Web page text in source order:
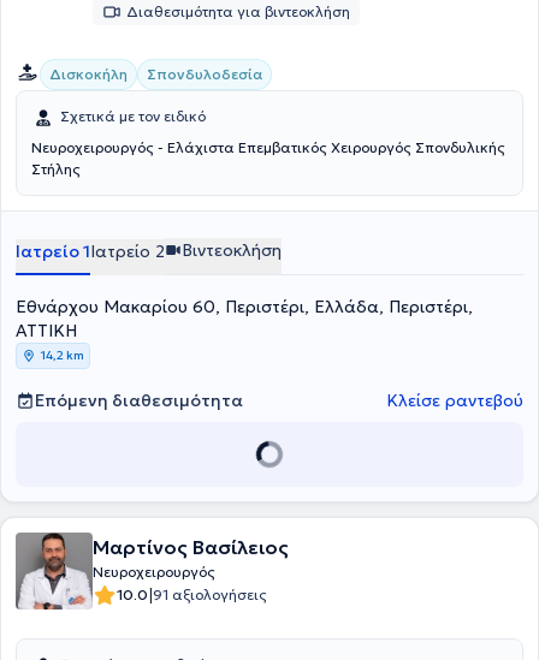
Διαθεσιμότητα για βιντεοκλήση
Δισκοκήλη Σπονδυλοδεσία
Σχετικά με τον ειδικό
Νευροχειρουργός - Ελάχιστα Επεμβατικός Χειρουργός Σπονδυλικής
Στήλης
Ιατρείο 1Ιατρείο 2 Βιντεοκλήση
Εθνάρχου Μακαρίου 60, Περιστέρι, Ελλάδα, Περιστέρι,
ΑΤΤΙΚΗ
14,2 km
Επόμενη διαθεσιμότητα Κλείσε ραντεβού
Μαρτίνος Βασίλειος
Νευροχειρουργός
10.0|91 αξιολογήσεις